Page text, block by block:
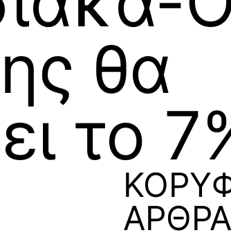
θα
το
ΑΡΘΡΑ